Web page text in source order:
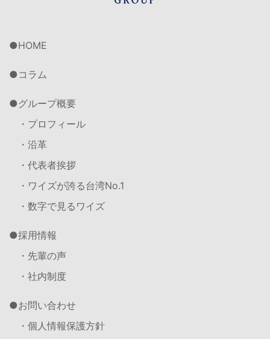
HOME
コラム
グループ概要
・プロフィール
・沿革
・代表者挨拶
・ワイズが誇る台湾No.1
・数字で見るワイズ
採用情報
・先輩の声
・社内制度
お問い合わせ
・個人情報保護方針